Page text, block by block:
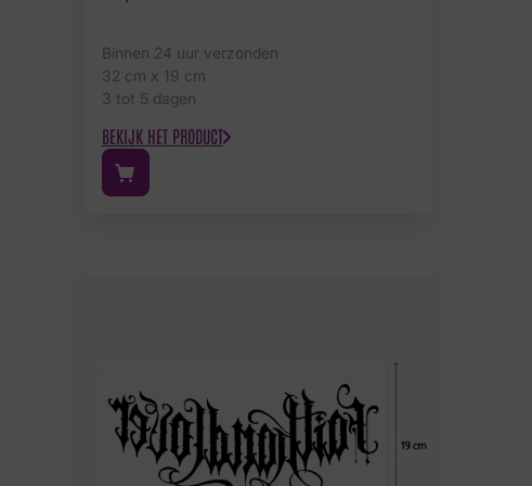
Binnen 24 uur verzonden
32 cm x 19 cm
3 tot 5 dagen
BEKIJK HET PRODUCT